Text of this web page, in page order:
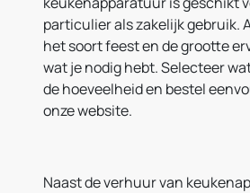
particulier als zakelijk gebruik.
het soort feest en de grootte
wat je nodig hebt. Selecteer
de hoeveelheid en bestel
onze website.
Naast de verhuur van